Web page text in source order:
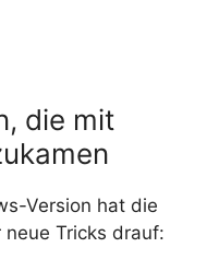
die mit
Version hat die
neue Tricks drauf: